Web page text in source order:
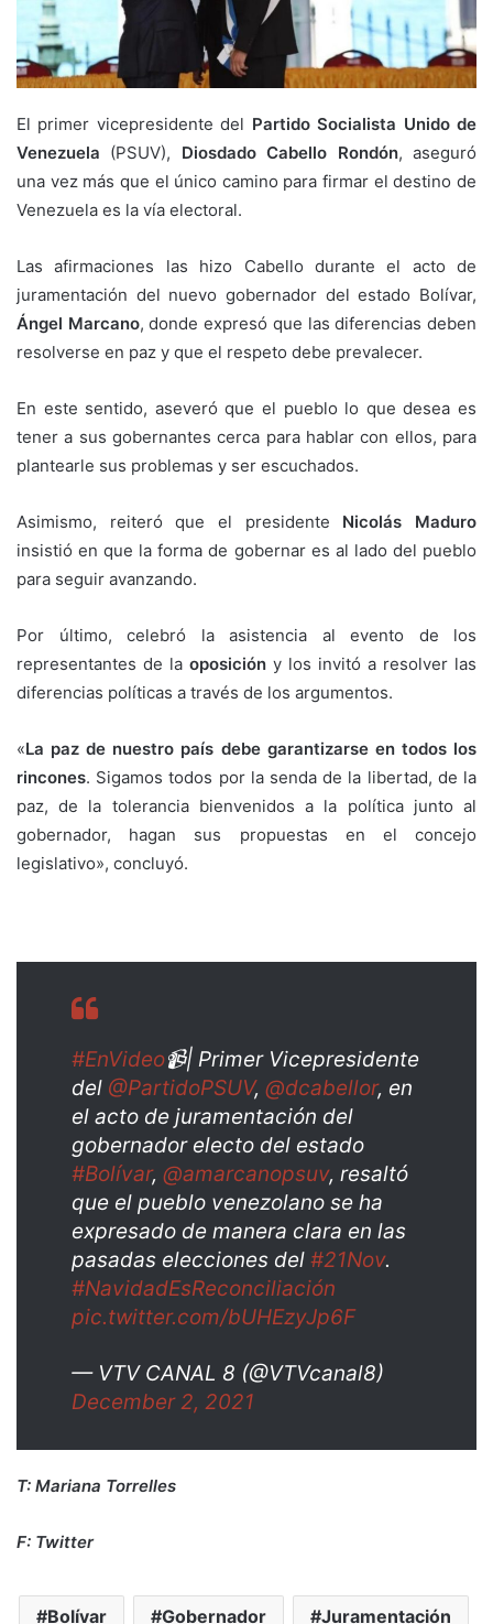
El primer vicepresidente del Partido Socialista Unido de
Venezuela (PSUV), Diosdado Cabello Rondón, aseguró
una vez más que el único camino para firmar el destino de
Venezuela es la vía electoral.
Las afirmaciones las hizo Cabello durante el acto de
juramentación del nuevo gobernador del estado Bolívar,
Ángel Marcano, donde expresó que las diferencias deben
resolverse en paz y que el respeto debe prevalecer.
En este sentido, aseveró que el pueblo lo que desea es
tener a sus gobernantes cerca para hablar con ellos, para
plantearle sus problemas y ser escuchados.
Asimismo, reiteró que el presidente Nicolás Maduro
insistió en que la forma de gobernar es al lado del pueblo
para seguir avanzando.
Por último, celebró la asistencia al evento de los
representantes de la oposición y los invitó a resolver las
diferencias políticas a través de los argumentos.
«La paz de nuestro país debe garantizarse en todos los
rincones. Sigamos todos por la senda de la libertad, de la
paz, de la tolerancia bienvenidos a la política junto al
gobernador, hagan sus propuestas en el concejo
legislativo», concluyó.
#EnVideo📹| Primer Vicepresidente
del @PartidoPSUV, @dcabellor, en
el acto de juramentación del
gobernador electo del estado
#Bolívar, @amarcanopsuv, resaltó
que el pueblo venezolano se ha
expresado de manera clara en las
pasadas elecciones del #21Nov.
#NavidadEsReconciliación
pic.twitter.com/bUHEzyJp6F
— VTV CANAL 8 (@VTVcanal8)
December 2, 2021
T: Mariana Torrelles
F: Twitter
Bolívar Gobernador Juramentación